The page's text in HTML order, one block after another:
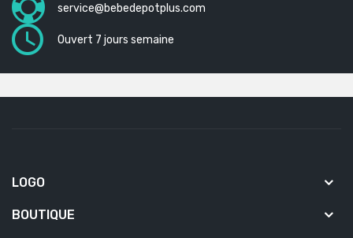
service@bebedepotplus.com
Ouvert 7 jours semaine
LOGO
BOUTIQUE